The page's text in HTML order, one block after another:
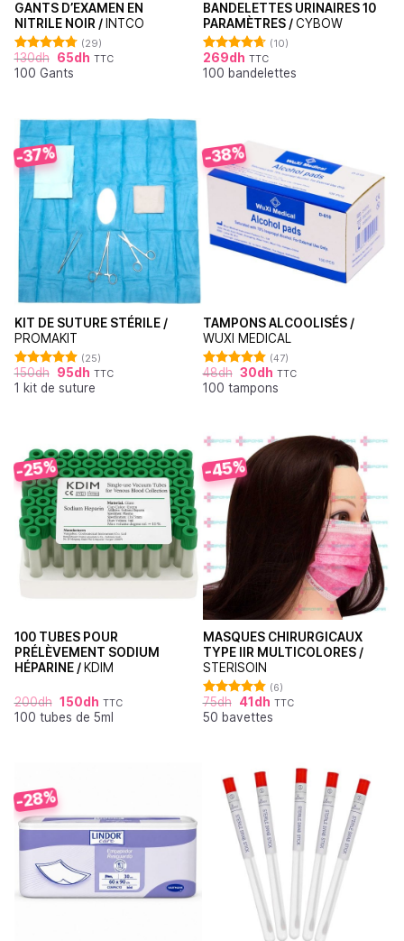
GANTS D’EXAMEN EN
NITRILE NOIR / INTCO
Note4.76
sur 5
(29)
130dh 65dh TTC
100 Gants
BANDELETTES URINAIRES 10
PARAMÈTRES /CYBOW
Note4.70
sur 5
(10)
269dh TTC
100 bandelettes
-37%
KIT DE SUTURE STÉRILE /
PROMAKIT
Note4.92
sur 5
(25)
150dh 95dh TTC
1 kit de suture
-38%
TAMPONS ALCOOLISÉS /
WUXI MEDICAL
Note 4.87
sur 5
(47)
48dh 30dh TTC
100 tampons
-25%
100 TUBES POUR
PRÉLÈVEMENT SODIUM
HÉPARINE / KDIM
200dh 150dh TTC
100 tubes de 5ml
-45%
MASQUES CHIRURGICAUX
TYPE IIR MULTICOLORES /
STERISOIN
Note
4.83
sur 5
(6)
75dh 41 dh TTC
50 bavettes
-28%